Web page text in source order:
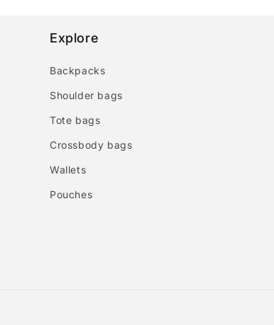
Explore
Backpacks
Shoulder bags
Tote bags
Crossbody bags
Wallets
Pouches